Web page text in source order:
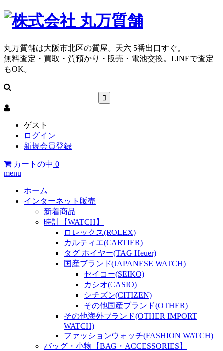
丸万質舗は大阪市北区の質屋。天六 5番出口すぐ。
無料査定・買取・質預かり・販売・電池交換。LINEで査定
もOK。
ゲスト
ログイン
新規会員登録
カートの中 0
menu
ホーム
インターネット販売
新着商品
時計【WATCH】
ロレックス(ROLEX)
カルティエ(CARTIER)
タグ ホイヤー(TAG Heuer)
国産ブランド(JAPANESE WATCH)
セイコー(SEIKO)
カシオ(CASIO)
シチズン(CITIZEN)
その他国産ブランド(OTHER)
その他海外ブランド(OTHER IMPORT
WATCH)
ファッションウォッチ(FASHION WATCH)
バッグ・小物【BAG・ACCESSORIES】